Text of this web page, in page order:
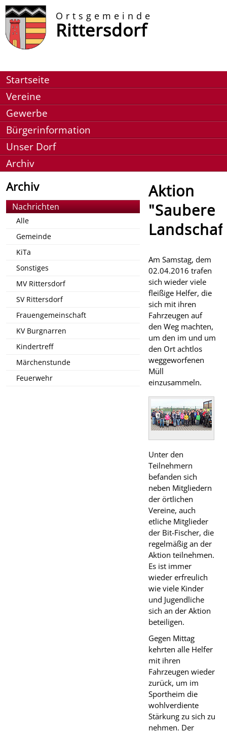
Ortsgemeinde
Rittersdorf
Startseite
Vereine
Gewerbe
Bürgerinformation
Unser Dorf
Archiv
Archiv
Nachrichten
Alle
Gemeinde
KiTa
Sonstiges
MV Rittersdorf
SV Rittersdorf
Frauengemeinschaft
KV Burgnarren
Kindertreff
Märchenstunde
Feuerwehr
Aktion
"Saubere
Am Samstag, dem
02.04.2016 trafen
sich wieder viele
fleißige Helfer, die
sich mit ihren
Fahrzeugen auf
den Weg machten,
um den im und um
den Ort achtlos
weggeworfenen
Müll
einzusammeln.
Unter den
Teilnehmern
befanden sich
neben Mitgliedern
der örtlichen
Vereine, auch
etliche Mitglieder
der Bit-Fischer, die
regelmäßig an der
Aktion teilnehmen.
Es ist immer
wieder erfreulich
wie viele Kinder
und Jugendliche
sich an der Aktion
beteiligen.
Gegen Mittag
kehrten alle Helfer
mit ihren
Fahrzeugen wieder
zurück, um im
Sportheim die
wohlverdiente
Stärkung zu sich zu
nehmen. Der